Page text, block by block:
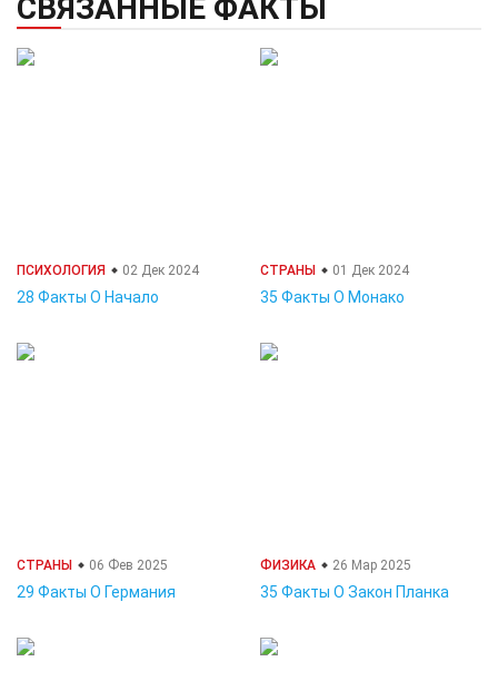
СВЯЗАННЫЕ ФАКТЫ
ПСИХОЛОГИЯ 02 Дек 2024
28 Факты О Начало
СТРАНЫ 01 Дек 2024
35 Факты О Монако
СТРАНЫ 06 Фев 2025
29 Факты О Германия
ФИЗИКА 26 Мар 2025
35 Факты О Закон Планка